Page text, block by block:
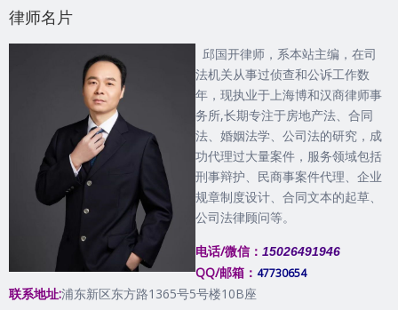
律师名片
邱国开律师，系本站主编，在司
法机关从事过侦查和公诉工作数
年，现执业于上海博和汉商律师事
务所,长期专注于房地产法、合同
法、婚姻法学、公司法的研究，成
功代理过大量案件，服务领域包括
刑事辩护、民商事案件代理、企业
规章制度设计、合同文本的起草、
公司法律顾问等。
电话/微信： 15026491946
QQ/邮箱： 47730654
联系地址:浦东新区东方路1365号5号楼10B座